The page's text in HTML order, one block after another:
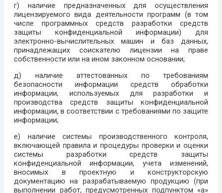
г) наличие предназначенных для осуществления
лицензируемого вида деятельности программ (в том
числе программных средств разработки средств
защиты конфиденциальной информации) для
электронно-вычислительных машин и баз данных,
принадлежащих соискателю лицензии на праве
собственности или на ином законном основании;
д) наличие аттестованных по требованиям
безопасности информации средств обработки
информации, используемых для разработки и
производства средств защиты конфиденциальной
информации, в соответствии с требованиями по защите
информации;
е) наличие системы производственного контроля,
включающей правила и процедуры проверки и оценки
системы разработки средств защиты
конфиденциальной информации, учета изменений,
вносимых в проектную и конструкторскую
документацию на разрабатываемую продукцию (при
выполнении работ, предусмотренных подпунктом «а»